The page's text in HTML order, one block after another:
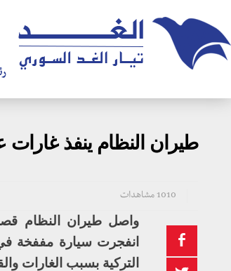
طيران النظام ينفذ
1010 مشاهدات
واصل طيران النظام
انفجرت سيارة مففخة في
التركية بسبب الغارات